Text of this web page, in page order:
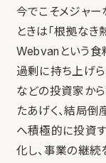
今でこそメジャー
ときは「根拠なき
Webvanという食
過剰に持ち上げら
などの投資家か
たあげく、結局倒
へ積極的に投資
化し、事業の継続